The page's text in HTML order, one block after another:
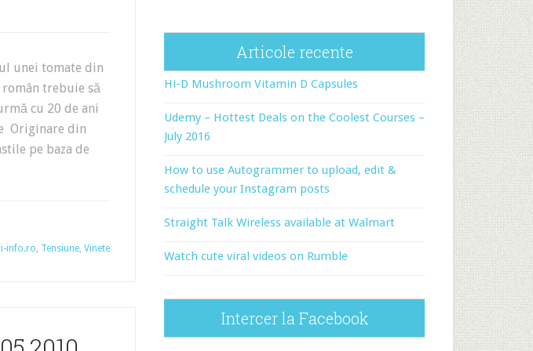
unei tomate din
român trebuie să
cu 20 de ani
Originare din
pe baza de
info.ro, Tensiune, Vinete
Articole recente
Hi-D Mushroom Vitamin D Capsules
Udemy – Hottest Deals on the Coolest Courses –
July 2016
How to use Autogrammer to upload, edit &
schedule your Instagram posts
Straight Talk Wireless available at Walmart
Watch cute viral videos on Rumble
Intercer la Facebook